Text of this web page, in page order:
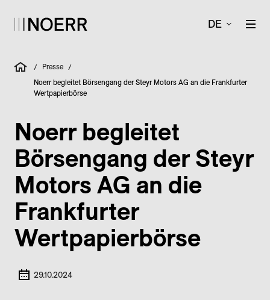
DE
/ Presse /
Noerr begleitet Börsengang der Steyr Motors AG an die Frankfurter
Wertpapierbörse
Noerr begleitet
Börsengang der Steyr
Motors AG an die
Frankfurter
Wertpapierbörse
29.10.2024